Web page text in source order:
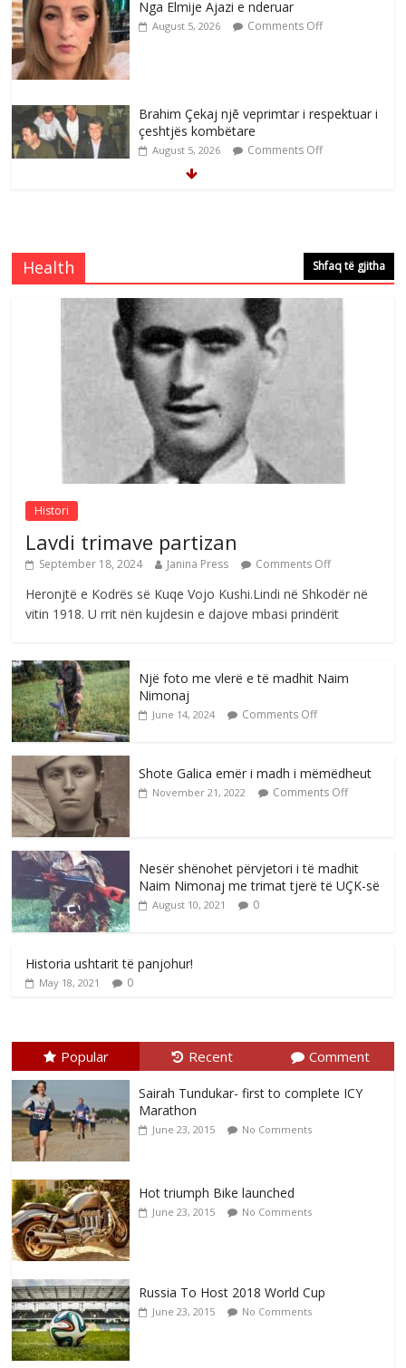
Nga Elmije Ajazi e nderuar
August 5, 2026 Comments Off
Brahim Çekaj njē veprimtar i respektuar i
çeshtjës kombëtare
August 5, 2026 Comments Off
e invalidëve në Fushë Kosovë
Comments Off
Çlirimtari Agron Gërvalla me takime pune
në atdhe të shoqerisë Levizja
August 3, 2026 Comments Off
Postim me vlera nga artistja e mirëfilltë
Mimoza Gjoni
August 6, 2026 Comments Off
Health Shfaq të gjitha
Histori
Lavdi trimave partizan
September 18, 2024 Janina Press Comments Off
Heronjtë e Kodrës së Kuqe Vojo Kushi.Lindi në Shkodër në
vitin 1918. U rrit nën kujdesin e dajove mbasi prindërit
Një foto me vlerë e të madhit Naim
Nimonaj
June 14, 2024 Comments Off
Shote Galica emër i madh i mëmëdheut
November 21, 2022 Comments Off
Nesër shënohet përvjetori i të madhit
Naim Nimonaj me trimat tjerë të UÇK-së
August 10, 2021 0
Historia ushtarit të panjohur!
May 18, 2021 0
Popular Recent Comment
Sairah Tundukar- first to complete ICY
Marathon
June 23, 2015 No Comments
Hot triumph Bike launched
June 23, 2015 No Comments
Russia To Host 2018 World Cup
June 23, 2015 No Comments